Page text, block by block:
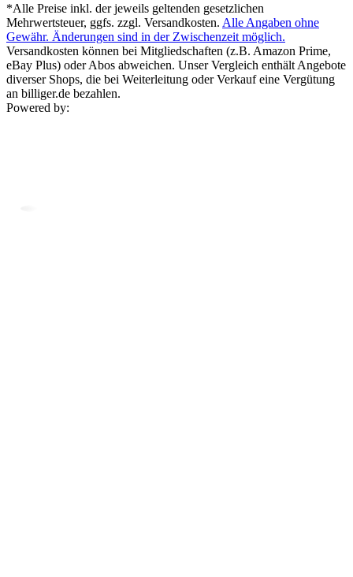
*Alle Preise inkl. der jeweils geltenden gesetzlichen
Mehrwertsteuer, ggfs. zzgl. Versandkosten. Alle Angaben ohne
Gewähr. Änderungen sind in der Zwischenzeit möglich.
Versandkosten können bei Mitgliedschaften (z.B. Amazon Prime,
eBay Plus) oder Abos abweichen. Unser Vergleich enthält Angebote
diverser Shops, die bei Weiterleitung oder Verkauf eine Vergütung
an billiger.de bezahlen.
Powered by: